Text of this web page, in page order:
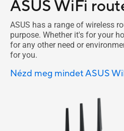
ASUS WiFi
ASUS has a range of wireless
purpose. Whether it's for your
for any other need or
for you.
Nézd meg mindet ASUS